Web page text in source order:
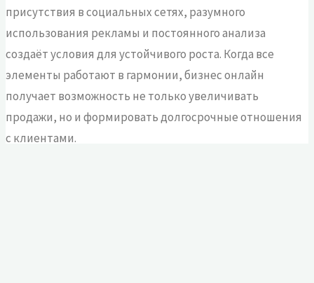
присутствия в социальных сетях, разумного
использования рекламы и постоянного анализа
создаёт условия для устойчивого роста. Когда все
элементы работают в гармонии, бизнес онлайн
получает возможность не только увеличивать
продажи, но и формировать долгосрочные отношения
с клиентами.